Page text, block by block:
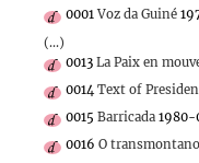
0001 Voz da Guiné
(...)
0013 La Paix en
0014 Text of
0015 Barricada 1980-
0016 O transmontano